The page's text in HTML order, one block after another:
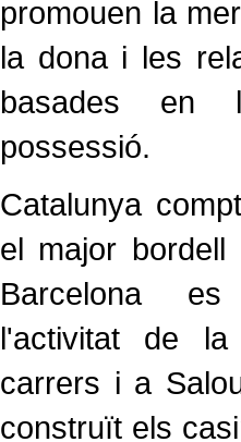
promouen la
la dona i les
basades en
possessió.
Catalunya
el major bordell
Barcelona
l'activitat de
carrers i a
construït els